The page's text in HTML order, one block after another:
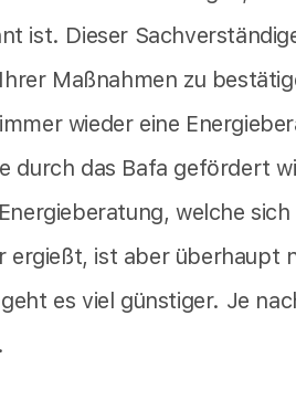
ist. Dieser
Maßnahmen zu
wieder eine
durch das Bafa gefördert
welche
ergießt, ist aber überhaupt
es viel günstiger. Je